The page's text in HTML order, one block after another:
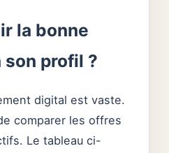
la bonne
profil ?
digital est vaste.
comparer les offres
Le tableau ci-